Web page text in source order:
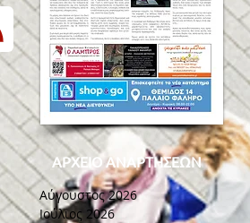
ΑΡΧΕΙΟ ΑΝΑΡΤΗΣΕΩΝ
Αύγουστος 2026
Ιούλιος 2026